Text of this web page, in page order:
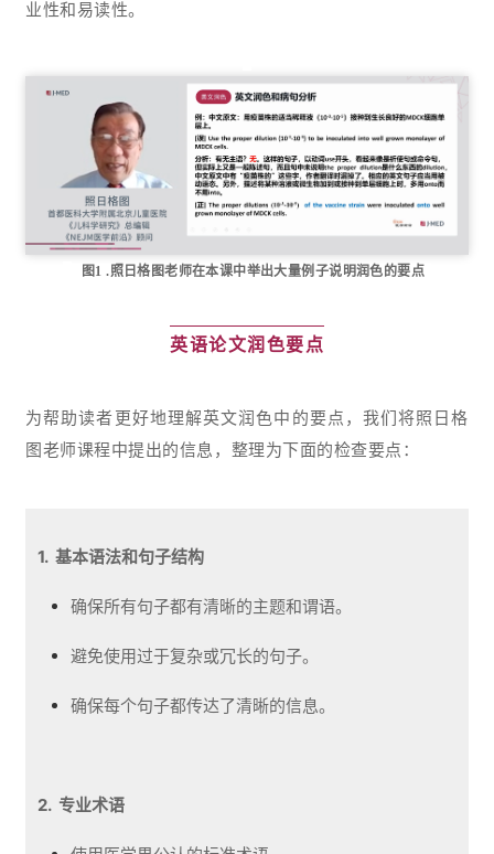
业性和易读性。
图1 .照日格图老师在本课中举出大量例子说明润色的要点
英语论文润色要点
为帮助读者更好地理解英文润色中的要点，我们将照日格
图老师课程中提出的信息，整理为下面的检查要点：
1. 基本语法和句子结构
确保所有句子都有清晰的主题和谓语。
避免使用过于复杂或冗长的句子。
确保每个句子都传达了清晰的信息。
2. 专业术语